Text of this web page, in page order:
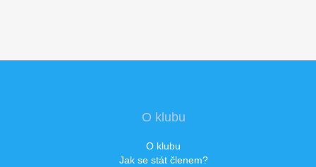
O klubu
O klubu
Jak se stát členem?